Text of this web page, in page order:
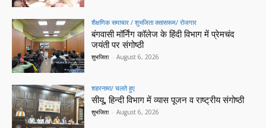
शैक्षणिक समाचार / शुभजिता क्सासरूम/ रोजगार
बंगवासी मॉर्निंग कॉलेज के हिंदी विभाग में प्रेमचंद
जयंती पर संगोष्ठी
शुभजिता - August 6, 2026
शहरनामा/ चलते हुए
सीयू, हिन्दी विभाग में व्यास पूजन व राष्ट्रीय संगोष्ठी
शुभजिता - August 6, 2026